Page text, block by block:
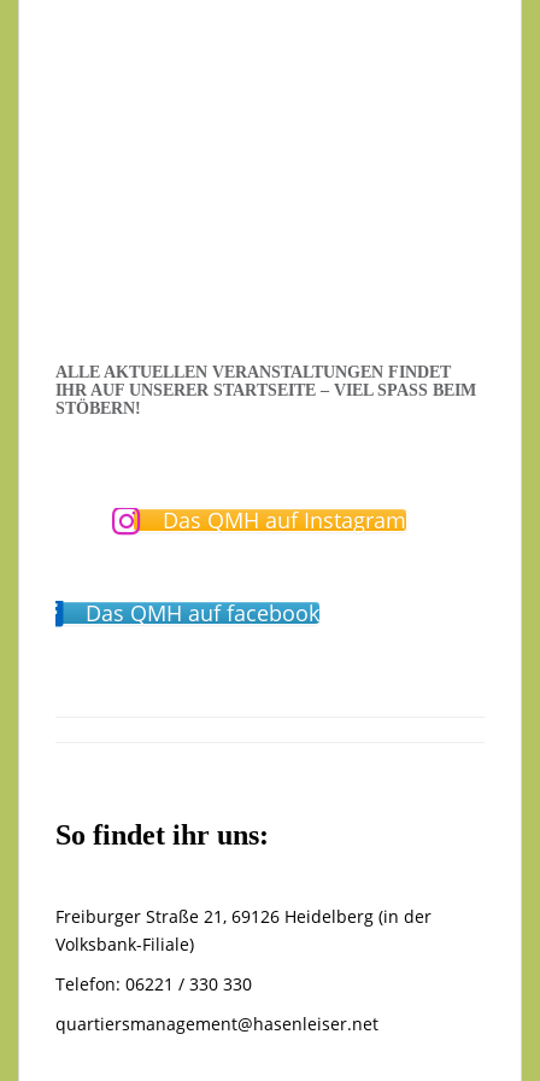
ALLE AKTUELLEN VERANSTALTUNGEN FINDET
IHR AUF UNSERER STARTSEITE – VIEL SPASS BEIM S
TÖBERN!
Das QMH auf Instagram
Das QMH auf facebook
So findet ihr uns:
Freiburger Straße 21, 69126 Heidelberg (in der
Volksbank-Filiale)
Telefon: 06221 / 330 330
quartiersmanagement@hasenleiser.net